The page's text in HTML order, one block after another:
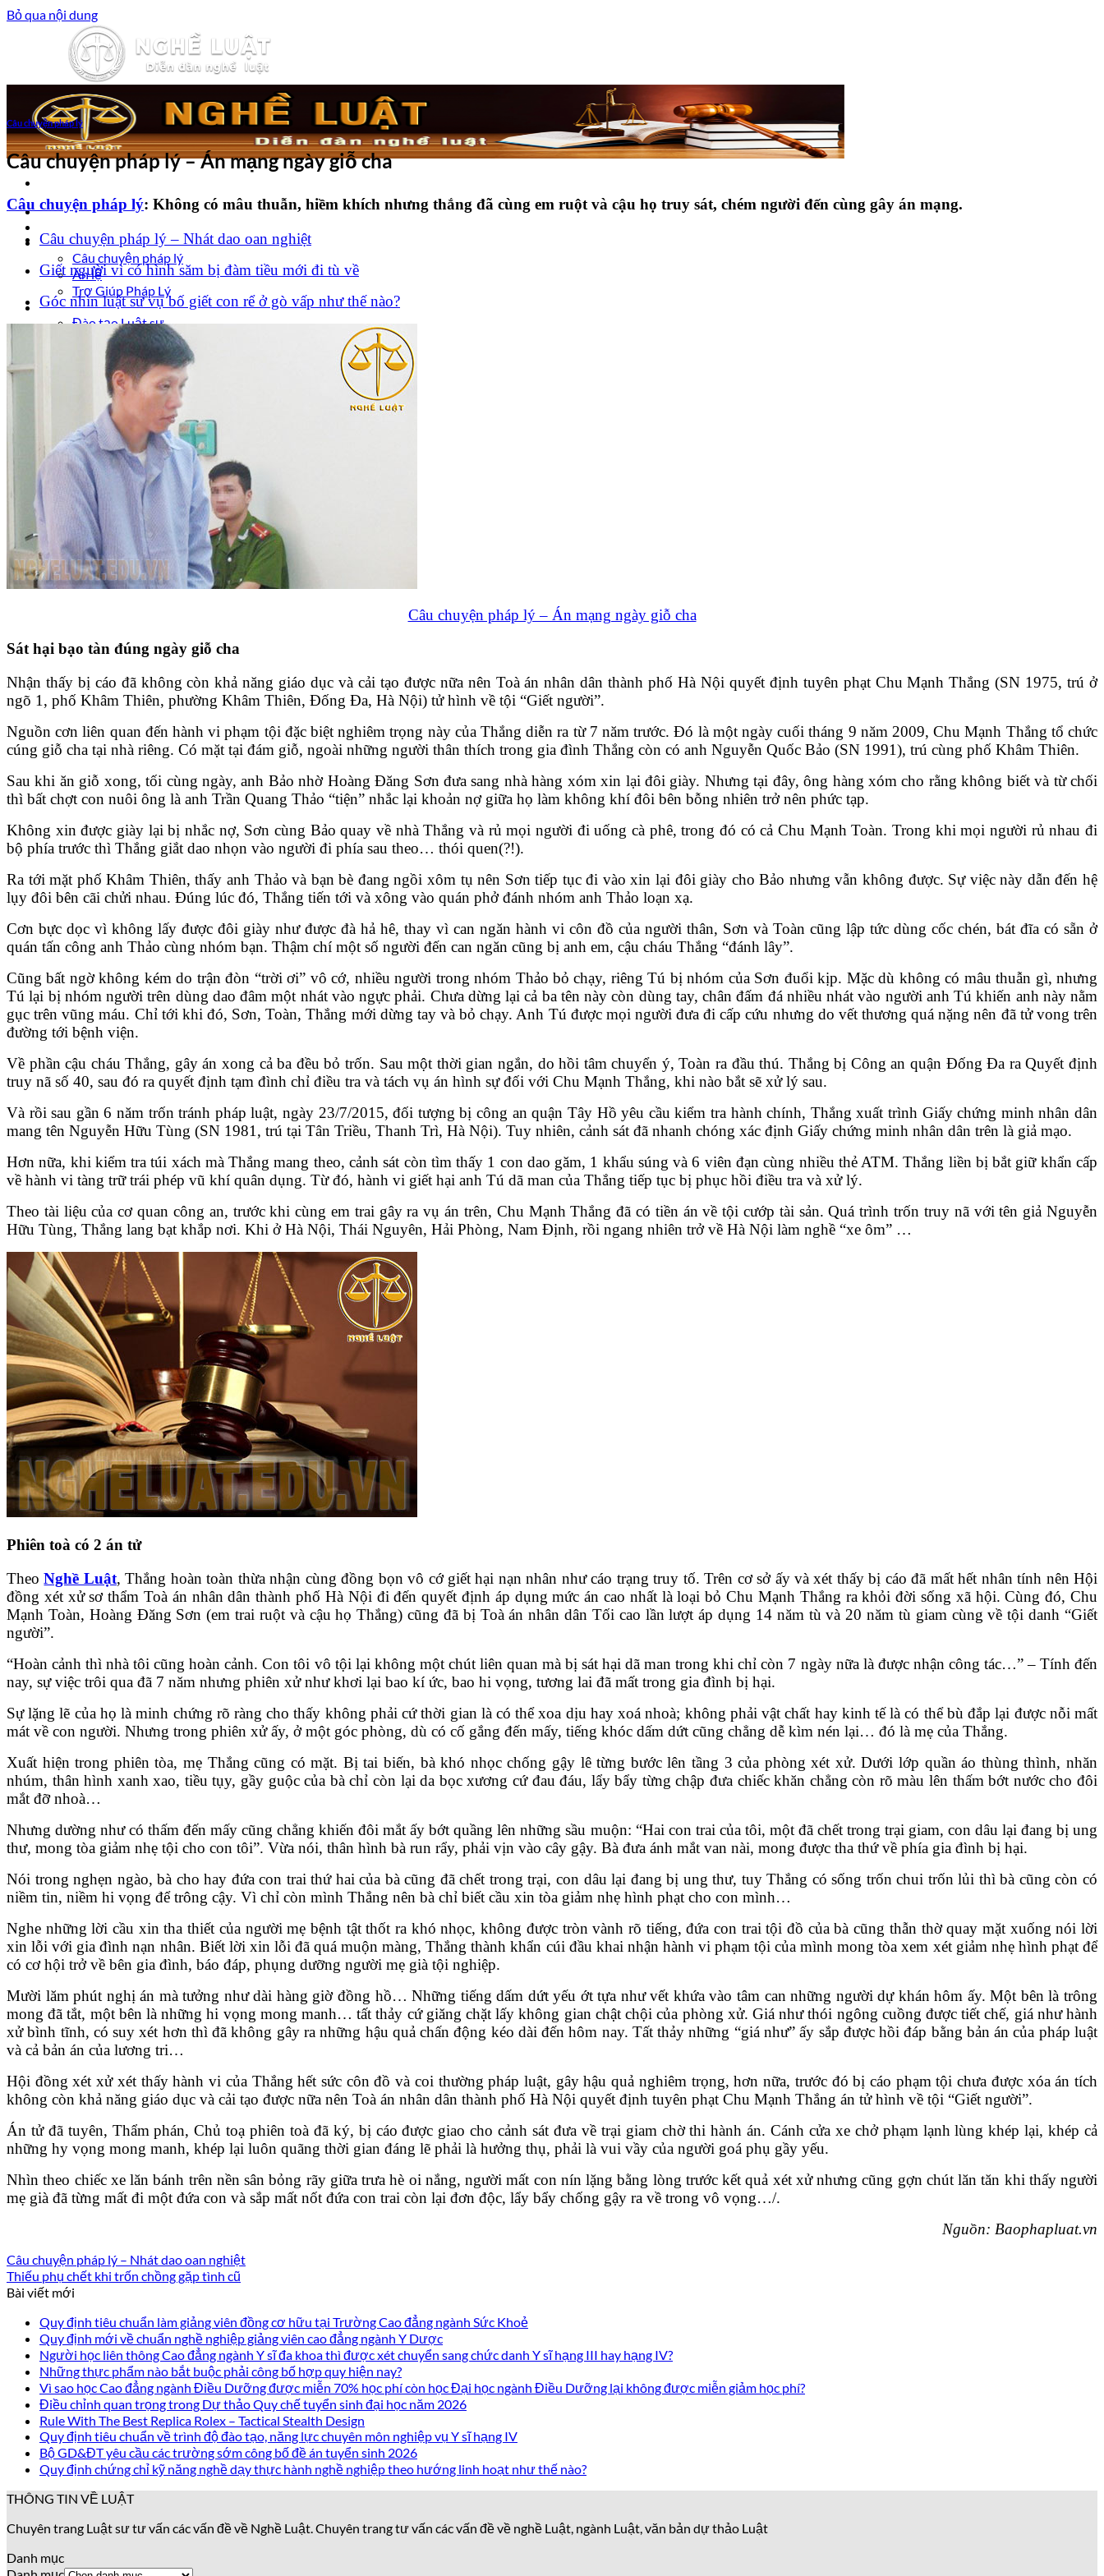
Bỏ qua nội dung
Trang chủ
Vấn đề pháp lý
Câu chuyện pháp lý
Án lệ
Trợ Giúp Pháp Lý
Nghề Luật
Đào tạo Luật sư
Kiến thức Pháp Luật
Kinh nghiệm – Kỹ năng
Tin tức pháp luật
Câu chuyện pháp lý
Câu chuyện pháp lý – Án mạng ngày giỗ cha
Câu chuyện pháp lý: Không có mâu thuẫn, hiềm khích nhưng thắng đã cùng em ruột và cậu họ truy sát, chém người đến cùng gây án mạng.
Câu chuyện pháp lý – Nhát dao oan nghiệt
Giết người vì có hình săm bị đàm tiều mới đi tù về
Góc nhìn luật sư vụ bố giết con rể ở gò vấp như thế nào?
Câu chuyện pháp lý – Án mạng ngày giỗ cha
Sát hại bạo tàn đúng ngày giỗ cha
Nhận thấy bị cáo đã không còn khả năng giáo dục và cải tạo được nữa nên Toà án nhân dân thành phố Hà Nội quyết định tuyên phạt Chu Mạnh Thắng (SN 1975, trú ở
ngõ 1, phố Khâm Thiên, phường Khâm Thiên, Đống Đa, Hà Nội) tử hình về tội “Giết người”.
Nguồn cơn liên quan đến hành vi phạm tội đặc biệt nghiêm trọng này của Thắng diễn ra từ 7 năm trước. Đó là một ngày cuối tháng 9 năm 2009, Chu Mạnh Thắng tổ chức
cúng giỗ cha tại nhà riêng. Có mặt tại đám giỗ, ngoài những người thân thích trong gia đình Thắng còn có anh Nguyễn Quốc Bảo (SN 1991), trú cùng phố Khâm Thiên.
Sau khi ăn giỗ xong, tối cùng ngày, anh Bảo nhờ Hoàng Đăng Sơn đưa sang nhà hàng xóm xin lại đôi giày. Nhưng tại đây, ông hàng xóm cho rằng không biết và từ chối
thì bất chợt con nuôi ông là anh Trần Quang Thảo “tiện” nhắc lại khoản nợ giữa họ làm không khí đôi bên bỗng nhiên trở nên phức tạp.
Không xin được giày lại bị nhắc nợ, Sơn cùng Bảo quay về nhà Thắng và rủ mọi người đi uống cà phê, trong đó có cả Chu Mạnh Toàn. Trong khi mọi người rủ nhau đi
bộ phía trước thì Thắng giắt dao nhọn vào người đi phía sau theo… thói quen(?!).
Ra tới mặt phố Khâm Thiên, thấy anh Thảo và bạn bè đang ngồi xôm tụ nên Sơn tiếp tục đi vào xin lại đôi giày cho Bảo nhưng vẫn không được. Sự việc này dẫn đến hệ
lụy đôi bên cãi chửi nhau. Đúng lúc đó, Thắng tiến tới và xông vào quán phở đánh nhóm anh Thảo loạn xạ.
Cơn bực dọc vì không lấy được đôi giày như được đà hả hê, thay vì can ngăn hành vi côn đồ của người thân, Sơn và Toàn cũng lập tức dùng cốc chén, bát đĩa có sẵn ở
quán tấn công anh Thảo cùng nhóm bạn. Thậm chí một số người đến can ngăn cũng bị anh em, cậu cháu Thắng “đánh lây”.
Cũng bất ngờ không kém do trận đòn “trời ơi” vô cớ, nhiều người trong nhóm Thảo bỏ chạy, riêng Tú bị nhóm của Sơn đuổi kịp. Mặc dù không có mâu thuẫn gì, nhưng
Tú lại bị nhóm người trên dùng dao đâm một nhát vào ngực phải. Chưa dừng lại cả ba tên này còn dùng tay, chân đấm đá nhiều nhát vào người anh Tú khiến anh này nằm
gục trên vũng máu. Chỉ tới khi đó, Sơn, Toàn, Thắng mới dừng tay và bỏ chạy. Anh Tú được mọi người đưa đi cấp cứu nhưng do vết thương quá nặng nên đã tử vong trên
đường tới bệnh viện.
Về phần cậu cháu Thắng, gây án xong cả ba đều bỏ trốn. Sau một thời gian ngắn, do hồi tâm chuyển ý, Toàn ra đầu thú. Thắng bị Công an quận Đống Đa ra Quyết định
truy nã số 40, sau đó ra quyết định tạm đình chỉ điều tra và tách vụ án hình sự đối với Chu Mạnh Thắng, khi nào bắt sẽ xử lý sau.
Và rồi sau gần 6 năm trốn tránh pháp luật, ngày 23/7/2015, đối tượng bị công an quận Tây Hồ yêu cầu kiểm tra hành chính, Thắng xuất trình Giấy chứng minh nhân dân
mang tên Nguyễn Hữu Tùng (SN 1981, trú tại Tân Triều, Thanh Trì, Hà Nội). Tuy nhiên, cảnh sát đã nhanh chóng xác định Giấy chứng minh nhân dân trên là giả mạo.
Hơn nữa, khi kiểm tra túi xách mà Thắng mang theo, cảnh sát còn tìm thấy 1 con dao găm, 1 khẩu súng và 6 viên đạn cùng nhiều thẻ ATM. Thắng liền bị bắt giữ khẩn cấp
về hành vi tàng trữ trái phép vũ khí quân dụng. Từ đó, hành vi giết hại anh Tú dã man của Thắng tiếp tục bị phục hồi điều tra và xử lý.
Theo tài liệu của cơ quan công an, trước khi cùng em trai gây ra vụ án trên, Chu Mạnh Thắng đã có tiền án về tội cướp tài sản. Quá trình trốn truy nã với tên giả Nguyễn
Hữu Tùng, Thắng lang bạt khắp nơi. Khi ở Hà Nội, Thái Nguyên, Hải Phòng, Nam Định, rồi ngang nhiên trở về Hà Nội làm nghề “xe ôm” …
Phiên toà có 2 án tử
TheoNghề Luật, Thắng hoàn toàn thừa nhận cùng đồng bọn vô cớ giết hại nạn nhân như cáo trạng truy tố. Trên cơ sở ấy và xét thấy bị cáo đã mất hết nhân tính nên Hội
đồng xét xử sơ thẩm Toà án nhân dân thành phố Hà Nội đi đến quyết định áp dụng mức án cao nhất là loại bỏ Chu Mạnh Thắng ra khỏi đời sống xã hội. Cùng đó, Chu
Mạnh Toàn, Hoàng Đăng Sơn (em trai ruột và cậu họ Thắng) cũng đã bị Toà án nhân dân Tối cao lần lượt áp dụng 14 năm tù và 20 năm tù giam cùng về tội danh “Giết
người”.
“Hoàn cảnh thì nhà tôi cũng hoàn cảnh. Con tôi vô tội lại không một chút liên quan mà bị sát hại dã man trong khi chỉ còn 7 ngày nữa là được nhận công tác…” – Tính đến
nay, sự việc trôi qua đã 7 năm nhưng phiên xử như khơi lại bao kí ức, bao hi vọng, tương lai đã mất trong gia đình bị hại.
Sự lặng lẽ của họ là minh chứng rõ ràng cho thấy không phải cứ thời gian là có thể xoa dịu hay xoá nhoà; không phải vật chất hay kinh tế là có thể bù đắp lại được nỗi mất
mát về con người. Nhưng trong phiên xử ấy, ở một góc phòng, dù có cố gắng đến mấy, tiếng khóc dấm dứt cũng chẳng dễ kìm nén lại… đó là mẹ của Thắng.
Xuất hiện trong phiên tòa, mẹ Thắng cũng có mặt. Bị tai biến, bà khó nhọc chống gậy lê từng bước lên tầng 3 của phòng xét xử. Dưới lớp quần áo thùng thình, nhăn
nhúm, thân hình xanh xao, tiều tụy, gầy guộc của bà chỉ còn lại da bọc xương cứ đau đáu, lẩy bẩy từng chập đưa chiếc khăn chẳng còn rõ màu lên thấm bớt nước cho đôi
mắt đỡ nhoà…
Nhưng dường như có thấm đến mấy cũng chẳng khiến đôi mắt ấy bớt quầng lên những sầu muộn: “Hai con trai của tôi, một đã chết trong trại giam, con dâu lại đang bị ung
thư, mong tòa giảm nhẹ tội cho con tôi”. Vừa nói, thân hình bà run rẩy, phải vịn vào cây gậy. Bà đưa ánh mắt van nài, mong được tha thứ về phía gia đình bị hại.
Nói trong nghẹn ngào, bà cho hay đứa con trai thứ hai của bà cũng đã chết trong trại, con dâu lại đang bị ung thư, tuy Thắng có sống trốn chui trốn lủi thì bà cũng còn có
niềm tin, niềm hi vọng để trông cậy. Vì chỉ còn mình Thắng nên bà chỉ biết cầu xin tòa giảm nhẹ hình phạt cho con mình…
Nghe những lời cầu xin tha thiết của người mẹ bệnh tật thốt ra khó nhọc, không được tròn vành rõ tiếng, đứa con trai tội đồ của bà cũng thẫn thờ quay mặt xuống nói lời
xin lỗi với gia đình nạn nhân. Biết lời xin lỗi đã quá muộn màng, Thắng thành khẩn cúi đầu khai nhận hành vi phạm tội của mình mong tòa xem xét giảm nhẹ hình phạt để
có cơ hội trở về bên gia đình, báo đáp, phụng dưỡng người mẹ già tội nghiệp.
Mười lăm phút nghị án mà tưởng như dài hàng giờ đồng hồ… Những tiếng dấm dứt yếu ớt tựa như vết khứa vào tâm can những người dự khán hôm ấy. Một bên là trông
mong đã tắt, một bên là những hi vọng mong manh… tất thảy cứ giăng chặt lấy không gian chật chội của phòng xử. Giá như thói ngông cuồng được tiết chế, giá như hành
xử bình tĩnh, có suy xét hơn thì đã không gây ra những hậu quả chấn động kéo dài đến hôm nay. Tất thảy những “giá như” ấy sắp được hồi đáp bằng bản án của pháp luật
và cả bản án của lương tri…
Hội đồng xét xử xét thấy hành vi của Thắng hết sức côn đồ và coi thường pháp luật, gây hậu quả nghiêm trọng, hơn nữa, trước đó bị cáo phạm tội chưa được xóa án tích
không còn khả năng giáo dục và cải tạo được nữa nên Toà án nhân dân thành phố Hà Nội quyết định tuyên phạt Chu Mạnh Thắng án tử hình về tội “Giết người”.
Án tử đã tuyên, Thẩm phán, Chủ toạ phiên toà đã ký, bị cáo được giao cho cảnh sát đưa về trại giam chờ thi hành án. Cánh cửa xe chở phạm lạnh lùng khép lại, khép cả
những hy vọng mong manh, khép lại luôn quãng thời gian đáng lẽ phải là hưởng thụ, phải là vui vầy của người goá phụ gầy yếu.
Nhìn theo chiếc xe lăn bánh trên nền sân bỏng rãy giữa trưa hè oi nắng, người mất con nín lặng bằng lòng trước kết quả xét xử nhưng cũng gợn chút lăn tăn khi thấy người
mẹ già đã từng mất đi một đứa con và sắp mất nốt đứa con trai còn lại đơn độc, lẩy bẩy chống gậy ra về trong vô vọng…/.
Nguồn: Baophapluat.vn
Câu chuyện pháp lý – Nhát dao oan nghiệt
Thiếu phụ chết khi trốn chồng gặp tình cũ
Bài viết mới
Quy định tiêu chuẩn làm giảng viên đồng cơ hữu tại Trường Cao đẳng ngành Sức Khoẻ
Quy định mới về chuẩn nghề nghiệp giảng viên cao đẳng ngành Y Dược
Người học liên thông Cao đẳng ngành Y sĩ đa khoa thì được xét chuyển sang chức danh Y sĩ hạng III hay hạng IV?
Những thực phẩm nào bắt buộc phải công bố hợp quy hiện nay?
Vì sao học Cao đẳng ngành Điều Dưỡng được miễn 70% học phí còn học Đại học ngành Điều Dưỡng lại không được miễn giảm học phí?
Điều chỉnh quan trọng trong Dự thảo Quy chế tuyển sinh đại học năm 2026
Rule With The Best Replica Rolex – Tactical Stealth Design
Quy định tiêu chuẩn về trình độ đào tạo, năng lực chuyên môn nghiệp vụ Y sĩ hạng IV
Bộ GD&ĐT yêu cầu các trường sớm công bố đề án tuyển sinh 2026
Quy định chứng chỉ kỹ năng nghề dạy thực hành nghề nghiệp theo hướng linh hoạt như thế nào?
THÔNG TIN VỀ LUẬT
Chuyên trang Luật sư tư vấn các vấn đề về Nghề Luật. Chuyên trang tư vấn các vấn đề về nghề Luật, ngành Luật, văn bản dự thảo Luật
Danh mục